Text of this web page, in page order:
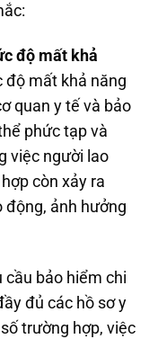
độ mất khả
độ mất khả năng
quan y tế và bảo
phức tạp và
việc người lao
còn xảy ra
động, ảnh hưởng
cầu bảo hiểm chi
đủ các hồ sơ y
trường hợp, việc